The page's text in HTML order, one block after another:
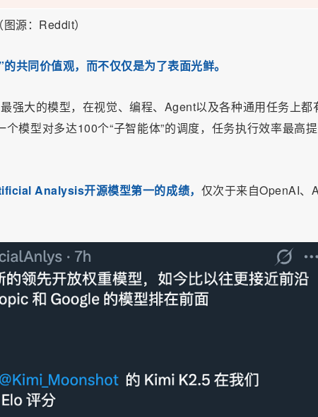
源：Reddit）
共同价值观，而不仅仅是为了表面光鲜。
强大的模型，在视觉、编程、Agent以及各种通用任务上都
模型对多达100个“子智能体”的调度，任务执行效率最高
Analysis开源模型第一的成绩， 仅次于来自OpenAI、